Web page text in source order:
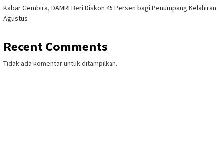
Kabar Gembira, DAMRI Beri Diskon 45 Persen bagi Penumpang Kelahiran
Agustus
Recent Comments
Tidak ada komentar untuk ditampilkan.